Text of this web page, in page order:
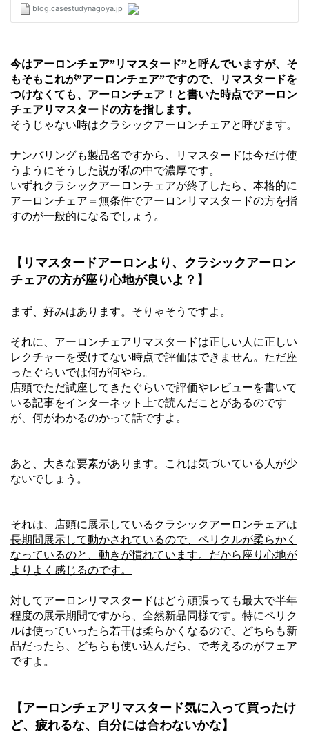
今はアーロンチェア”リマスタード”と呼んでいますが、そ
もそもこれが”アーロンチェア”ですので、リマスタードを
つけなくても、アーロンチェア！と書いた時点でアーロン
チェアリマスタードの方を指します。
そうじゃない時はクラシックアーロンチェアと呼びます。
ナンバリングも製品名ですから、リマスタードは今だけ使
うようにそうした説が私の中で濃厚です。
いずれクラシックアーロンチェアが終了したら、本格的に
アーロンチェア＝無条件でアーロンリマスタードの方を指
すのが一般的になるでしょう。
【リマスタードアーロンより、クラシックアーロン
チェアの方が座り心地が良いよ？】
まず、好みはあります。そりゃそうですよ。
それに、アーロンチェアリマスタードは正しい人に正しい
レクチャーを受けてない時点で評価はできません。ただ座
ったぐらいでは何が何やら。
店頭でただ試座してきたぐらいで評価やレビューを書いて
いる記事をインターネット上で読んだことがあるのです
が、何がわかるのかって話ですよ。
あと、大きな要素があります。これは気づいている人が少
ないでしょう。
それは、
店頭に展示しているクラシックアーロンチェアは
長期間展示して動かされているので、ペリクルが柔らかく
なっているのと、動きが慣れています。だから座り心地が
よりよく感じるのです。
対してアーロンリマスタードはどう頑張っても最大で半年
程度の展示期間ですから、全然新品同様です。特にペリク
ルは使っていったら若干は柔らかくなるので、どちらも新
品だったら、どちらも使い込んだら、で考えるのがフェア
ですよ。
【アーロンチェアリマスタード気に入って買ったけ
ど、疲れるな、自分には合わないかな】